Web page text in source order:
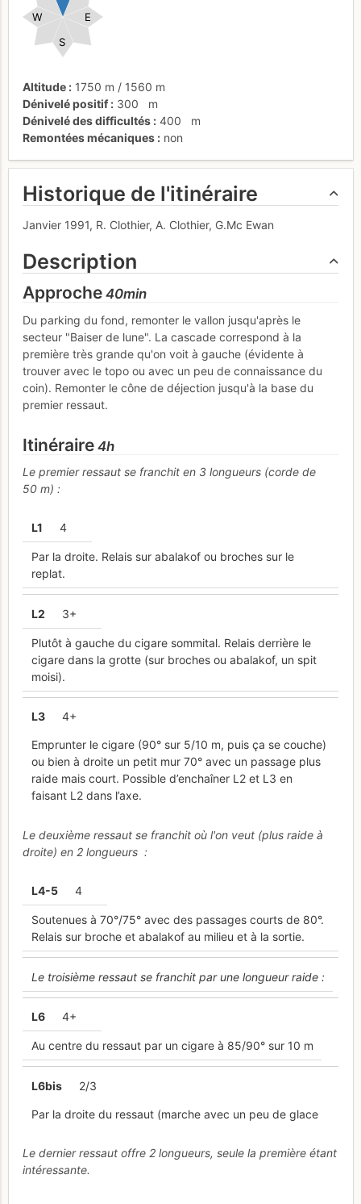
E
W
S
Altitude 1750 m / 1560 m
Dénivelé positif
300
m
Dénivelé des difficultés
400
m
Remontées mécaniques
non
Historique de l'itinéraire
Janvier 1991, R. Clothier, A. Clothier, G.Mc Ewan
Description
Approche 40min
Du parking du fond, remonter le vallon jusqu'après le
secteur "Baiser de lune". La cascade correspond à la
première très grande qu'on voit à gauche (évidente à
trouver avec le topo ou avec un peu de connaissance du
coin). Remonter le cône de déjection jusqu'à la base du
premier ressaut.
Itinéraire 4h
Le premier ressaut se franchit en 3 longueurs (corde de
50 m) :
L1 4
Par la droite. Relais sur abalakof ou broches sur le
replat.
L2 3+
Plutôt à gauche du cigare sommital. Relais derrière le
cigare dans la grotte (sur broches ou abalakof, un spit
moisi).
L3 4+
Emprunter le cigare (90° sur 5/10 m, puis ça se couche)
ou bien à droite un petit mur 70° avec un passage plus
raide mais court. Possible d’enchaîner L2 et L3 en
faisant L2 dans l’axe.
Le deuxième ressaut se franchit où l'on veut (plus raide à
droite) en 2 longueurs :
L4-5 4
Soutenues à 70°/75° avec des passages courts de 80°.
Relais sur broche et abalakof au milieu et à la sortie.
Le troisième ressaut se franchit par une longueur raide :
L6 4+
Au centre du ressaut par un cigare à 85/90° sur 10 m
L6bis 2/3
Par la droite du ressaut (marche avec un peu de glace
Le dernier ressaut offre 2 longueurs, seule la première étant
intéressante.